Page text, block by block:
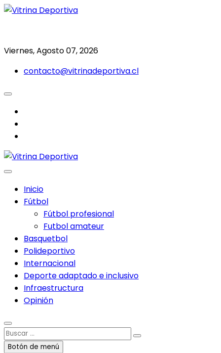
Saltar
Viernes, Agosto 07, 2026
contacto@vitrinadeportiva.cl
Inicio
Fútbol
Fútbol profesional
Futbol amateur
Basquetbol
Polideportivo
Internacional
Deporte adaptado e inclusivo
Infraestructura
Opinión
Buscar
…Botón de menú